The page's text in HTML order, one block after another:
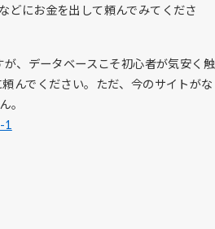
どにお金を出して頼んでみてくださ
、データベースこそ初心者が気安く触
んでください。ただ、今のサイトがな
。
1